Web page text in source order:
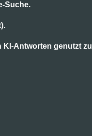
Suche.
KI-Antworten genutzt zu